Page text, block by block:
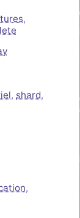
,
, shard,
,